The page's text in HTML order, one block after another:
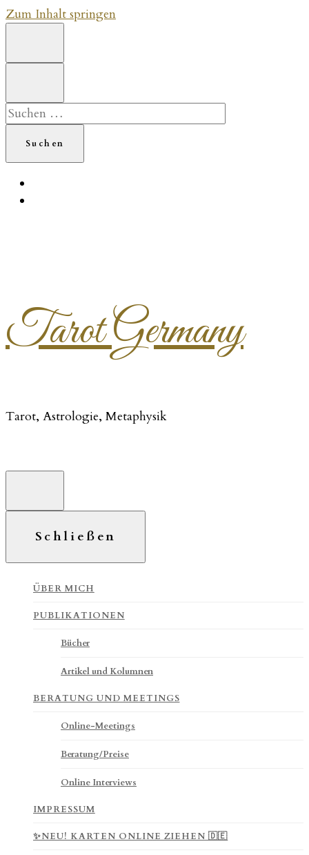
Zum Inhalt springen
Suchen
nach:
Tarot Germany
Tarot, Astrologie, Metaphysik
Schließen
ÜBER MICH
PUBLIKATIONEN
Bücher
Artikel und Kolumnen
BERATUNG UND MEETINGS
Online-Meetings
Beratung/Preise
Online Interviews
IMPRESSUM
✨NEU! KARTEN ONLINE ZIEHEN 🇩🇪